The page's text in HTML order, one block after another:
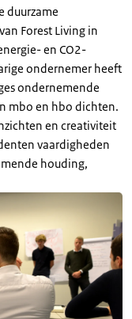
duurzame
Forest Living in
en CO2-
ondernemer heeft
ondernemende
mbo en hbo dichten.
en creativiteit
vaardigheden
houding,